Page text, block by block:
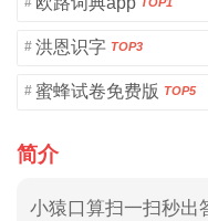
# 洪恩识字 TOP3
# 蜜蜂试卷免费版 TOP5
简介
小猿口算扫一扫秒出